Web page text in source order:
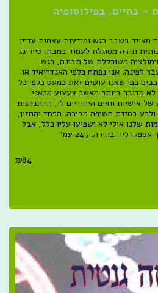
- בחיים, בפילוסופיה
מצויד בשבב רגש ומודעות עצמית עדיין
תהיה מסוגלת לעמוד במבחן טיורינג
משוכללת של תבונה, רגש
לפינה. אנו נפתח כלפי האנדרואיד או
כפי שאנו עושים זאת כמעט כלפי כל
לא מדובר ביותר מאשר צעצוע מכאני
אישיות וחיים היחודיים לו, ההתנהגות
במידת חשיפה מביכה. הפחד והחזון,
שלנו אולי לא ישפיעו עליו כלל, אבל
בהירה. 245 עמ'
₪84